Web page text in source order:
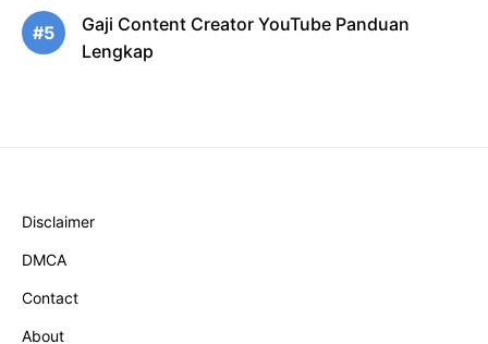
#5
Gaji Content Creator YouTube Panduan
Lengkap
Disclaimer
DMCA
Contact
About